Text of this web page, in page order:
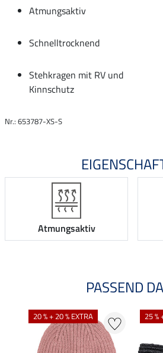
Atmungsaktiv
Schnelltrocknend
Stehkragen mit RV und
Kinnschutz
Nr.: 653787-XS-S
Atmungsaktiv
PASSEND
20 % + 20 % EXTRA 25 %